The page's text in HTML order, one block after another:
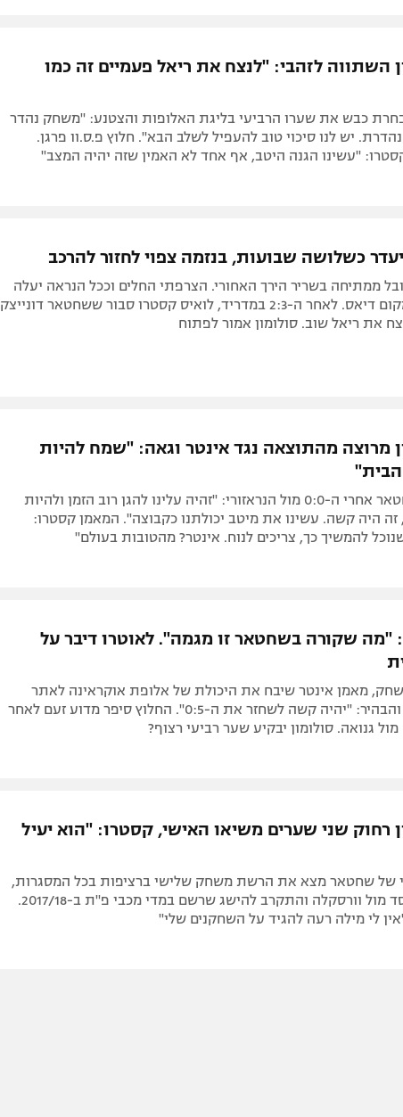
השתווה לזהבי: "לנצח את ריאל פעמיים זה כמו
כבש את שערו הרביעי בליגת האלופות והצטנע: "משחק נהדר
יש לנו סיכוי טוב להעפיל לשלב הבא". חלוץ פ.ס.וו פרגן.
"עשינו הגנה היטב, אף אחד לא האמין שזה יהיה המצב"
כשלושה שבועות, בנזמה צפוי לחזור להרכב
ממתיחה בשריר הירך האחורי. הצרפתי החלים וככל הנראה יעלה
בחוד במקום דיאס. לאחר ה-2:3 במדריד, לואיס קסטרו סבור ששחטאר דונייצק
את ריאל שוב. סולומון אמור לפתוח
מרוצה מהתוצאה נגד אינטר וגאה: "שמח להיות
קשר שחטאר אחרי ה-0:0 מול הנראזורי: "זהיה עלינו להגן רוב הזמן ולהיות
זה היה קשה. עשינו את מיטב יכולתנו כקבוצה". המאמן קסטרו:
להמשיך כך, צריכים לנוח. אינטר? מהטובות בעולם"
"מה שקורה בשחטאר זו מגמה". לאוטרו דיבר על
מאמן אינטר שיבח את היכולת של אלופת אוקראינה לאתר
שחקנים והבהיר: "יהיה קשה לשחזר את ה-0:5". החלוץ סיפר מדוע זעם לאחר
גנואה. סולומון יבקיע שער רביעי רצוף?
רחוק שני שערים משיאו האישי, קסטרו: "הוא יעיל
של שחטאר מצא את הרשת משחק שלישי ברציפות בכל המסגרות,
מנע הפסד מול וורסקלה והתקרב להישג שרשם במדי מכבי פ"ת ב-2017/18.
לי מילה רעה להגיד על השחקנים שלי"